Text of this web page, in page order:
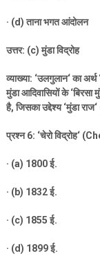
· (d)ताना भगत आंदोलन
उत्तर: (c)मुंडा विद्रोह
व्याख्या: ‘उलगुलान‘का अर्थ
मुंडा आदिवासियों के‘बिरसा
है,जिसका उद्देश्य‘मुंडा राज
प्रश्न6: ‘चेरो विद्रोह‘
· (a) 1800ई.
· (b) 1832ई.
· (c) 1855ई.
· (d) 1899ई.